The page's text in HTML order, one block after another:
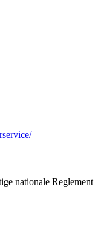
nationale Reglement